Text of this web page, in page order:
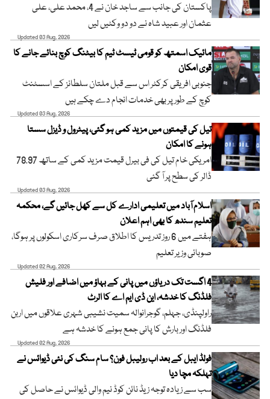
پاکستان کی جانب سے ساجد خان نے 4، محمد علی، علی
عثمان اور عبید شاہ نے دو دو وکٹیں لیں
Updated 03 Aug, 2026
مائیک اسمتھ کو قومی ٹیسٹ ٹیم کا بیٹنگ کوچ بنائے جانے کا
قوی امکان
جنوبی افریقی کرکٹر اس سے قبل ملتان سلطانز کے اسسٹنٹ
کوچ کے طور پر بھی خدمات انجام دے چکے ہیں
Updated 03 Aug, 2026
تیل کی قیمتوں میں مزید کمی ہو گئی، پیٹرول و ڈیزل سستا
ہونے کا امکان
امریکی خام تیل کی فی بیرل قیمت مزید کمی کے ساتھ 78.97
ڈالر کی سطح پر آ گئی
Updated 03 Aug, 2026
اسلام آباد میں تعلیمی ادارے کل سے کھل جائیں گے، محکمہ
تعلیم سندھ کا بھی اہم اعلان
ہفتے میں 6 روز تدریس کا اطلاق صرف سرکاری اسکولوں پر ہوگا،
صوبائی وزیر تعلیم
Updated 02 Aug, 2026
4 اگست تک دریاؤں میں پانی کے بہاؤ میں اضافے اور فلیش
فلڈنگ کا خدشہ، این ڈی ایم اے کا الرٹ
راولپنڈی، جہلم، گوجرانوالہ سمیت نشیبی شہری علاقوں میں اربن
فلڈنگ اور بارش کا پانی جمع ہونے کا خدشہ ہے
Updated 02 Aug, 2026
فولڈ ایبل کے بعد اب رولیبل فون؟ سام سنگ کی نئی ڈیوائس نے
تہلکہ مچا دیا
سب سے زیادہ توجہ زیڈ نائن کوڈ نیم والی ڈیوائس نے حاصل کی